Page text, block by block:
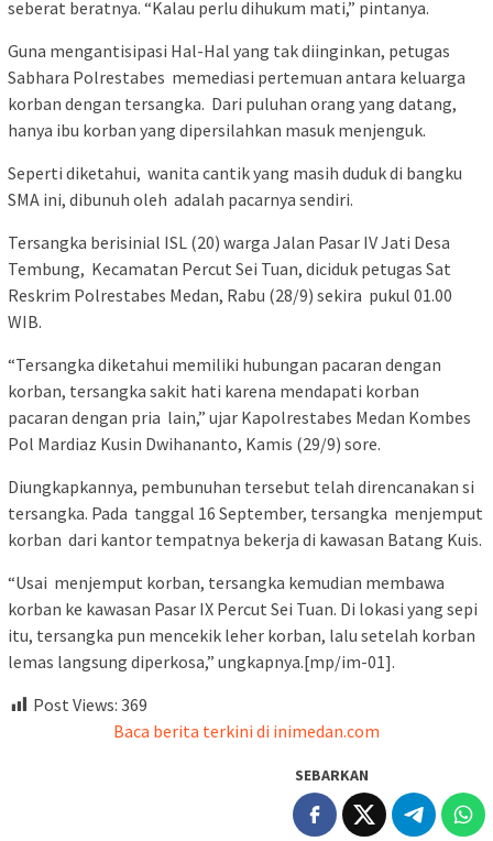
seberat beratnya. “Kalau perlu dihukum mati,” pintanya.
Guna mengantisipasi Hal-Hal yang tak diinginkan, petugas
Sabhara Polrestabes memediasi pertemuan antara keluarga
korban dengan tersangka. Dari puluhan orang yang datang,
hanya ibu korban yang dipersilahkan masuk menjenguk.
Seperti diketahui, wanita cantik yang masih duduk di bangku
SMA ini, dibunuh oleh adalah pacarnya sendiri.
Tersangka berisinial ISL (20) warga Jalan Pasar IV Jati Desa
Tembung, Kecamatan Percut Sei Tuan, diciduk petugas Sat
Reskrim Polrestabes Medan, Rabu (28/9) sekira pukul 01.00
WIB.
“Tersangka diketahui memiliki hubungan pacaran dengan
korban, tersangka sakit hati karena mendapati korban
pacaran dengan pria lain,” ujar Kapolrestabes Medan Kombes
Pol Mardiaz Kusin Dwihananto, Kamis (29/9) sore.
Diungkapkannya, pembunuhan tersebut telah direncanakan si
tersangka. Pada tanggal 16 September, tersangka menjemput
korban dari kantor tempatnya bekerja di kawasan Batang Kuis.
“Usai menjemput korban, tersangka kemudian membawa
korban ke kawasan Pasar IX Percut Sei Tuan. Di lokasi yang sepi
itu, tersangka pun mencekik leher korban, lalu setelah korban
lemas langsung diperkosa,” ungkapnya.[mp/im-01].
Post Views: 369
Baca berita terkini di inimedan.com
SEBARKAN